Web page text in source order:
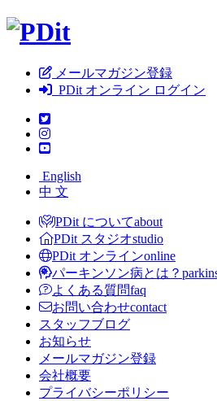
メールマガジン登録
PDit オンライン ログイン
English
中 文
PDit についてabout
PDit スタジオstudio
PDit オンラインonline
パーキンソン病とは？
よくある質問faq
お問い合わせcontact
スタッフブログ
お知らせ
メールマガジン登録
会社概要
プライバシーポリシー